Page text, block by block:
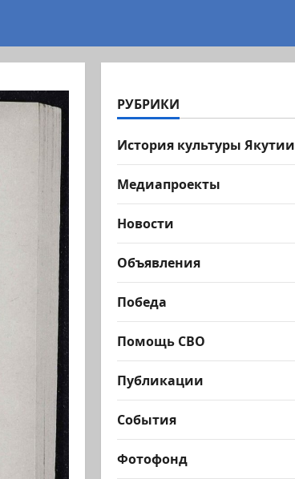
РУБРИКИ
История культуры Якутии
Медиапроекты
Новости
Объявления
Победа
Помощь СВО
Публикации
События
Фотофонд